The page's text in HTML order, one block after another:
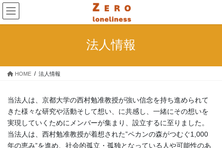
コ
ン
テ
ス
ナ
ビ
ゲ
ン
法人情報
HOME 法人情報
当法人は、京都大学の西村勉准教授が強い信念を持ち進められて
きた様々な研究や活動そして想い、に共感し、一緒にその想いを
実現していくためにメンバーが集まり、設立するに至りました。
当法人は、西村勉准教授が着想された”ペカンの森がつむぐ1,000
年の恵み”を進め、社会的孤立・孤独となっている人や可能性のあ